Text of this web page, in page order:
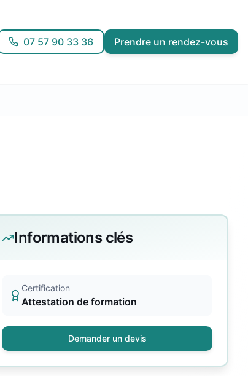
07 57 90 33 36 Prendre un rendez-vous
Informations clés
Certification
Attestation de formation
Demander un devis